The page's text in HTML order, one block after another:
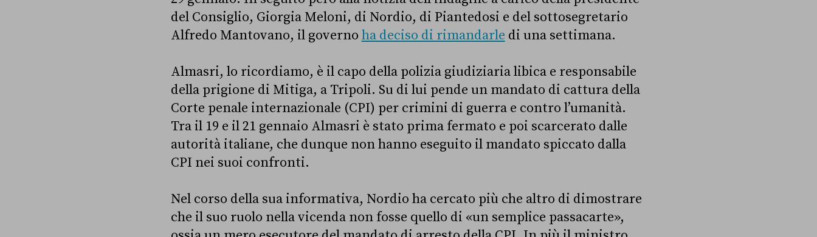
del Consiglio, Giorgia Meloni, di Nordio, di Piantedosi e del sottosegretario
Alfredo Mantovano, il governo ha deciso di rimandarle di una settimana.
Almasri, lo ricordiamo, è il capo della polizia giudiziaria libica e responsabile
della prigione di Mitiga, a Tripoli. Su di lui pende un mandato di cattura della
Corte penale internazionale (CPI) per crimini di guerra e contro l’umanità.
Tra il 19 e il 21 gennaio Almasri è stato prima fermato e poi scarcerato dalle
autorità italiane, che dunque non hanno eseguito il mandato spiccato dalla
CPI nei suoi confronti.
Nel corso della sua informativa, Nordio ha cercato più che altro di dimostrare
che il suo ruolo nella vicenda non fosse quello di «un semplice passacarte»,